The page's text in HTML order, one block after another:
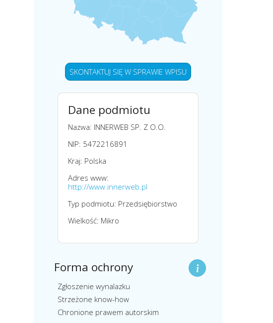
SKONTAKTUJ SIĘ W SPRAWIE WPISU
Dane podmiotu
Nazwa: INNERWEB SP. Z O.O.
NIP: 5472216891
Kraj: Polska
Adres www:
http://www.innerweb.pl
Typ podmiotu: Przedsiębiorstwo
Wielkość: Mikro
Forma ochrony
Zgłoszenie wynalazku
Strzeżone know-how
Chronione prawem autorskim